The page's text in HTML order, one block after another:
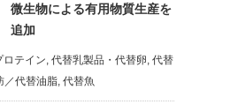
微生物による有用物質生産を
追加
ロテイン 代替乳製品・代替卵 代替
／代替油脂 代替魚